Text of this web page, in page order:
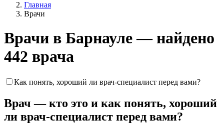
Главная
Врачи
Врачи в Барнауле — найдено
442 врача
Как понять, хороший ли врач-специалист перед вами?
Врач — кто это и как понять, хороший
ли врач-специалист перед вами?